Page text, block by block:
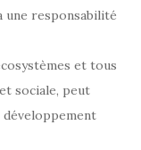
une responsabilité
et tous
sociale, peut